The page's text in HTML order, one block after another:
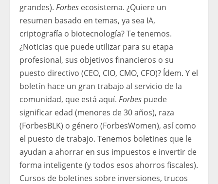
grandes). Forbes ecosistema. ¿Quiere un
resumen basado en temas, ya sea IA,
criptografía o biotecnología? Te tenemos.
¿Noticias que puede utilizar para su etapa
profesional, sus objetivos financieros o su
puesto directivo (CEO, CIO, CMO, CFO)? Ídem. Y el
boletín hace un gran trabajo al servicio de la
comunidad, que está aquí. Forbes puede
significar edad (menores de 30 años), raza
(ForbesBLK) o género (ForbesWomen), así como
el puesto de trabajo. Tenemos boletines que le
ayudan a ahorrar en sus impuestos e invertir de
forma inteligente (y todos esos ahorros fiscales).
Cursos de boletines sobre inversiones, trucos